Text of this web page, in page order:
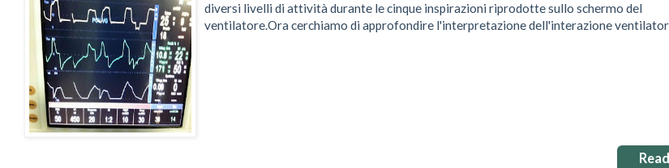
diversi livelli di attività durante le cinque inspirazioni riprodotte sullo schermo del
ventilatore.Ora cerchiamo di approfondire l'interpretazione dell'interazione